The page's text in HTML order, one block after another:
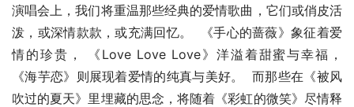
演唱会上，我们将重温那些经典的爱情歌曲，它们或俏皮活
泼，或深情款款，或充满回忆。  《手心的蔷薇》象征着爱
情的珍贵， 《Love Love Love》洋溢着甜蜜与幸福，
《海芋恋》则展现着爱情的纯真与美好。  而那些在《被风
吹过的夏天》里埋藏的思念，将随着《彩虹的微笑》尽情释